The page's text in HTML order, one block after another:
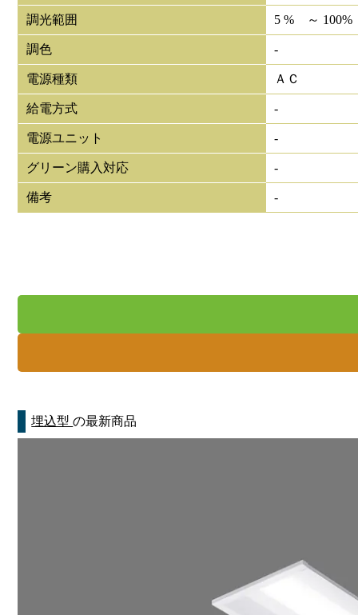
調光範囲 5 % ～ 100%
調色 -
電源種類 ＡＣ
給電方式 -
電源ユニット -
グリーン購入対応 -
備考 -
埋込型の最新商品